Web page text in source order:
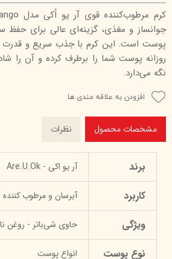
جوانساز و مغذی، گزینه‌ای عالی برای حفظ
پوست است. این کرم با جذب سریع و قدرت
روزانه پوست شما را برطرف کرده و آن را
نگه می‌دارد.
افزودن به علاقه مندی ها
مشخصات محصول نظرات
برند آر یو اکی - Are.U.Ok
کاربرد آبرسان و مرطوب کننده
ویژگی حاوی شی‌باتر - روغن
نوع پوست انواع پوست